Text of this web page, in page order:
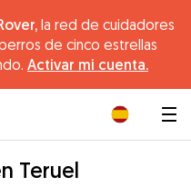
la red de cuidadores
de cinco estrellas
Activar mi cuenta.
Teruel